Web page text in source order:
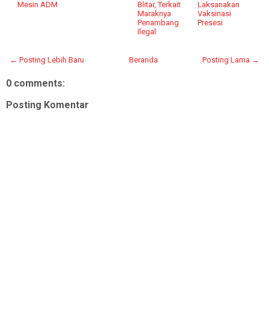
Mesin ADM
Blitar, Terkait
Maraknya
Penambang
Ilegal
Laksanakan
Vaksinasi
Presesi
← Posting Lebih Baru Posting Lama →
Beranda
0 comments:
Posting Komentar